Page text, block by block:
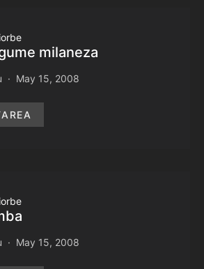
milaneza
May 15, 2008
May 15, 2008